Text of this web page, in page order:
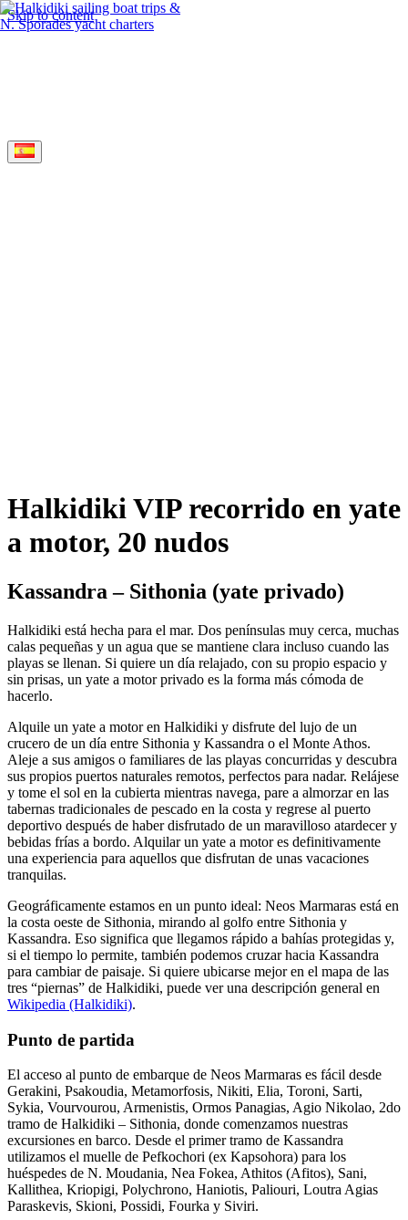
Skip to content
Halkidiki VIP recorrido en yate
a motor, 20 nudos
Kassandra – Sithonia (yate privado)
Halkidiki está hecha para el mar. Dos penínsulas muy cerca, muchas
calas pequeñas y un agua que se mantiene clara incluso cuando las
playas se llenan. Si quiere un día relajado, con su propio espacio y
sin prisas, un yate a motor privado es la forma más cómoda de
hacerlo.
Alquile un yate a motor en Halkidiki y disfrute del lujo de un
crucero de un día entre Sithonia y Kassandra o el Monte Athos.
Aleje a sus amigos o familiares de las playas concurridas y descubra
sus propios puertos naturales remotos, perfectos para nadar. Relájese
y tome el sol en la cubierta mientras navega, pare a almorzar en las
tabernas tradicionales de pescado en la costa y regrese al puerto
deportivo después de haber disfrutado de un maravilloso atardecer y
bebidas frías a bordo. Alquilar un yate a motor es definitivamente
una experiencia para aquellos que disfrutan de unas vacaciones
tranquilas.
Geográficamente estamos en un punto ideal: Neos Marmaras está en
la costa oeste de Sithonia, mirando al golfo entre Sithonia y
Kassandra. Eso significa que llegamos rápido a bahías protegidas y,
si el tiempo lo permite, también podemos cruzar hacia Kassandra
para cambiar de paisaje. Si quiere ubicarse mejor en el mapa de las
tres “piernas” de Halkidiki, puede ver una descripción general en
Wikipedia (Halkidiki).
Punto de partida
El acceso al punto de embarque de Neos Marmaras es fácil desde
Gerakini, Psakoudia, Metamorfosis, Nikiti, Elia, Toroni, Sarti,
Sykia, Vourvourou, Armenistis, Ormos Panagias, Agio Nikolao, 2do
tramo de Halkidiki – Sithonia, donde comenzamos nuestras
excursiones en barco. Desde el primer tramo de Kassandra
utilizamos el muelle de Pefkochori (ex Kapsohora) para los
huéspedes de N. Moudania, Nea Fokea, Athitos (Afitos), Sani,
Kallithea, Kriopigi, Polychrono, Haniotis, Paliouri, Loutra Agias
Paraskevis, Skioni, Possidi, Fourka y Siviri.